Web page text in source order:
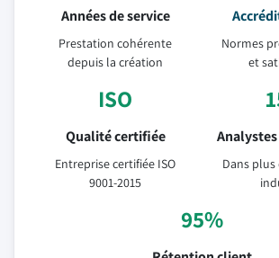
Années de service
Prestation cohérente
depuis la création
Normes
et
ISO
Qualité certifiée
Entreprise certifiée ISO
9001-2015
Dans plus
95%